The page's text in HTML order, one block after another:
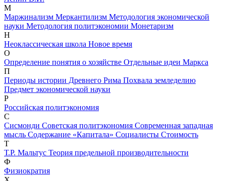
М
Маржинализм Меркантилизм Методология экономической
науки Методология политэкономии Монетаризм
Н
Неоклассическая школа Новое время
О
Определение понятия о хозяйстве Отдельные идеи Маркса
П
Пе­ри­оды ис­то­рии Древ­не­го Ри­ма Похвала земледелию
Предмет экономической науки
Р
Российская политэкономия
С
Сисмонди Советская политэкономия Современная западная
мысль Содержание «Капитала» Социалисты Стоимость
Т
Т.Р. Мальтус Теория предельной производительности
Ф
Физиократия